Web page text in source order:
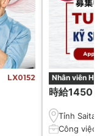
Haken
円|賞与...